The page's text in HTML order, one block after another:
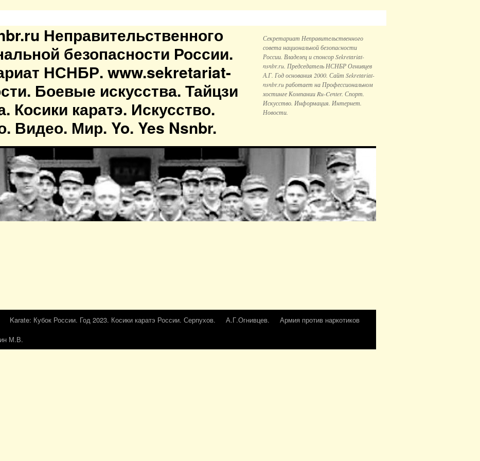
Неправительственного
безопасности России.
НСНБР. www.sekretariat-
Боевые искусства. Тайцзи
каратэ. Искусство.
Видео. Мир. Yo. Yes Nsnbr.
Секретариат Неправительственного
совета национальной безопаcности
России. Владелец и спонсор Sekretariat-
nsnbr.ru. Председатель НСНБР Огнивцев
А.Г. Год основания 2000. Сайт Sekretariat-
nsnbr.ru работает на Профессиональном
хостинге Компании Ru-Center. Спорт.
Искусство. Информация. Интернет.
Новости.
Karate: Кубок России. Год 2023. Косики каратэ России. Серпухов. А.Г.Огнивцев.
Армия против наркотиков
М.В.